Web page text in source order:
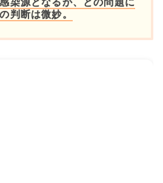
判断は微妙。